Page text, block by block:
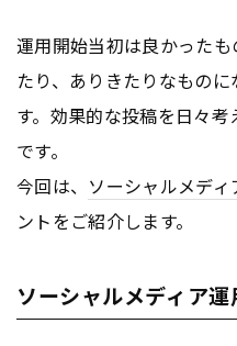
運用開始当初は良かった
たり、ありきたりなもの
す。効果的な投稿を日々
です。
今回は、 ソーシャルメディ
ントをご紹介します。
ソーシャルメディア